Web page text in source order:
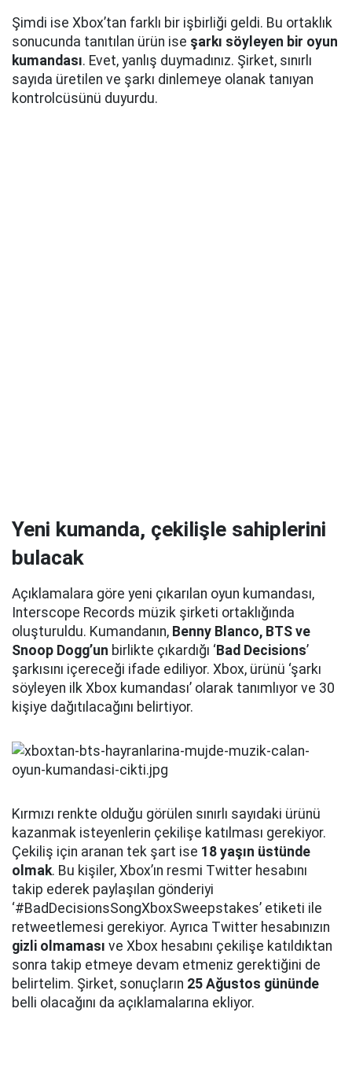
Şimdi ise Xbox’tan farklı bir işbirliği geldi. Bu ortaklık
sonucunda tanıtılan ürün ise şarkı söyleyen bir oyun
kumandası. Evet, yanlış duymadınız. Şirket, sınırlı
sayıda üretilen ve şarkı dinlemeye olanak tanıyan
kontrolcüsünü duyurdu.
Yeni kumanda, çekilişle sahiplerini
bulacak
Açıklamalara göre yeni çıkarılan oyun kumandası,
Interscope Records müzik şirketi ortaklığında
oluşturuldu. Kumandanın, Benny Blanco, BTS ve
Snoop Dogg’un birlikte çıkardığı ‘ Bad Decisions’
şarkısını içereceği ifade ediliyor. Xbox, ürünü ‘şarkı
söyleyen ilk Xbox kumandası’ olarak tanımlıyor ve 30
kişiye dağıtılacağını belirtiyor.
Kırmızı renkte olduğu görülen sınırlı sayıdaki ürünü
kazanmak isteyenlerin çekilişe katılması gerekiyor.
Çekiliş için aranan tek şart ise 18 yaşın üstünde
olmak. Bu kişiler, Xbox’ın resmi Twitter hesabını
takip ederek paylaşılan gönderiyi
‘#BadDecisionsSongXboxSweepstakes’ etiketi ile
retweetlemesi gerekiyor. Ayrıca Twitter hesabınızın
gizli olmaması ve Xbox hesabını çekilişe katıldıktan
sonra takip etmeye devam etmeniz gerektiğini de
belirtelim. Şirket, sonuçların 25 Ağustos gününde
belli olacağını da açıklamalarına ekliyor.